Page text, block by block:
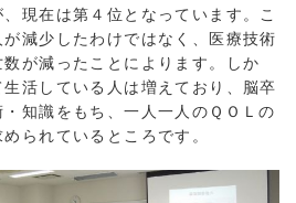
現在は第４位となっています。こ
減少したわけではなく、医療技術
が減ったことによります。しか
活している人は増えており、脳卒
知識をもち、一人一人のＱＯＬの
られているところです。